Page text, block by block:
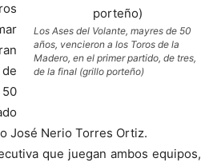
Los Ases del Volante, mayres de 50
años, vencieron a los Toros de la
Madero, en el primer partido, de tres,
de la final (grillo porteño)
José Nerio Torres Ortiz.
que juegan ambos equipos,